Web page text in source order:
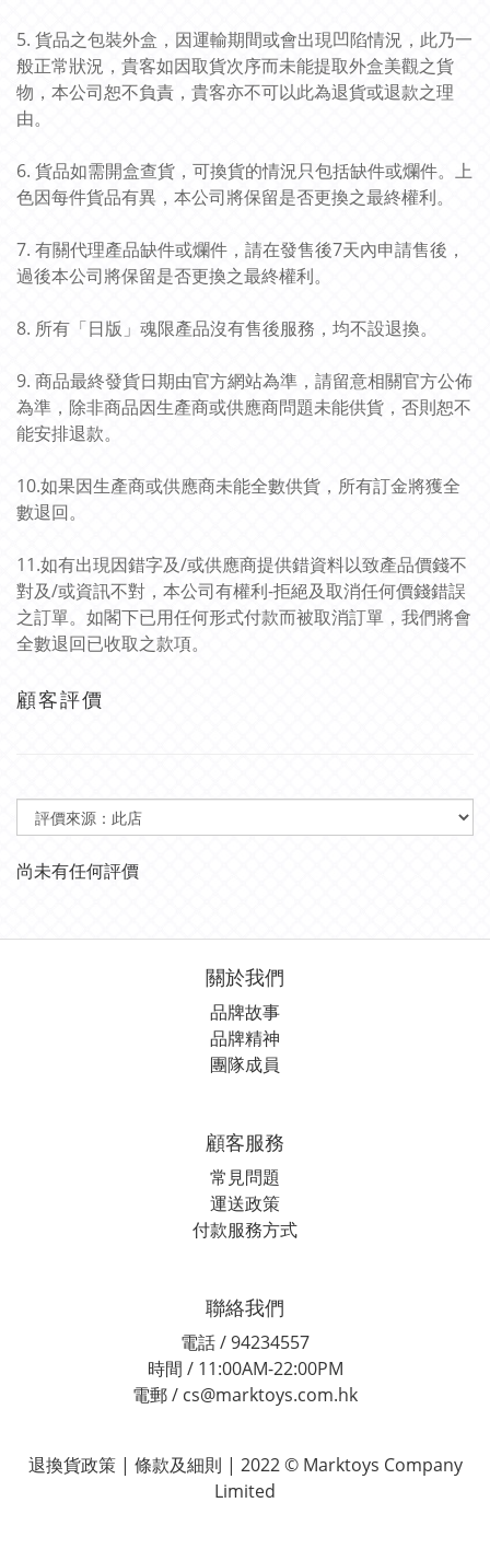
5. 貨品之包裝外盒，因運輸期間或會出現凹陷情況，此乃一
般正常狀況，貴客如因取貨次序而未能提取外盒美觀之貨
物，本公司恕不負責，貴客亦不可以此為退貨或退款之理
由。
6. 貨品如需開盒查貨，可換貨的情況只包括缺件或爛件。上
色因每件貨品有異，本公司將保留是否更換之最終權利。
7. 有關代理產品缺件或爛件，請在發售後7天內申請售後，
過後本公司將保留是否更換之最終權利。
8. 所有「日版」魂限產品沒有售後服務，均不設退換。
9. 商品最終發貨日期由官方網站為準，請留意相關官方公佈
為準，除非商品因生產商或供應商問題未能供貨，否則恕不
能安排退款。
10.如果因生產商或供應商未能全數供貨，所有訂金將獲全
數退回。
11.如有出現因錯字及/或供應商提供錯資料以致產品價錢不
對及/或資訊不對，本公司有權利-拒絕及取消任何價錢錯誤
之訂單。如閣下已用任何形式付款而被取消訂單，我們將會
全數退回已收取之款項。
顧客評價
尚未有任何評價
關於我們
品牌故事
品牌精神
團隊成員
顧客服務
常見問題
運送政策
付款服務方式
聯絡我們
電話 / 94234557
時間 / 11:00AM-22:00PM
電郵 / cs@marktoys.com.hk
退換貨政策 | 條款及細則 | 2022 © Marktoys Company
Limited